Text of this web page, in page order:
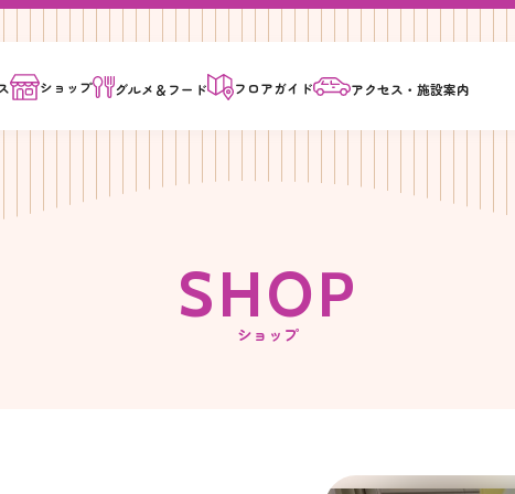
ショップ グルメ＆ フード フロアガイド アクセス・施設案内
SHOP
ショップ